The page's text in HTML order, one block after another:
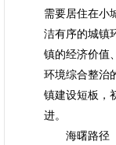
需要居住在小
洁有序的城镇
镇的经济价值
环境综合整治
镇建设短板，
进。
海曙路径